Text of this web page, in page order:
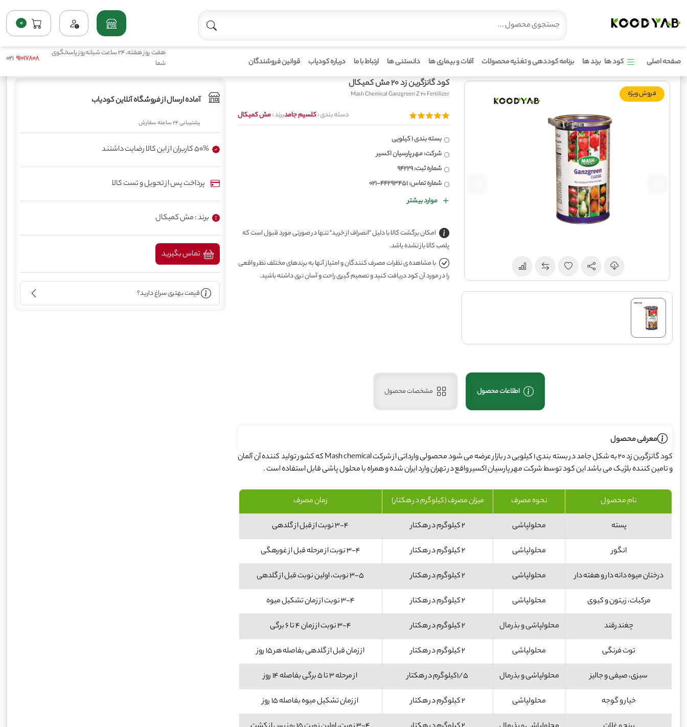
0
صفحه اصلی کود ها برنامه کوددهی و تغذیه محصولات
هفت روز هفته، 24 ساعت شبانه‌روز پاسخگوی
91017808
021
فروشگاه کلسیم جامد کود گانزگرین زد 20 مش کمیکال
فروش ویژه
کود گانزگرین زد 20 مش کمیکال
Mash Chemical Ganzgreen Z 20 Fertilizer
دسته بندی :کلسیم جامدبرند :مش کمیکال
بسته بندی 1 کیلویی
شرکت: مهر پارسیان اکسیر
شماره ثبت: 94229
شماره تماس: 44293451-021
موارد بیشتر
امکان برگشت کالا با دلیل "انصراف از خرید" تنها در صورتی مورد قبول است که
پلمب کالا باز نشده باشد.
با مشاهده ی نظرات مصرف کنندگان و امتیاز آنها به برندهای مختلف نظر واقعی
را در مورد آن کود دریافت کنید و تصمیم گیری راحت و آسان تری داشته باشید.
اطلاعات محصول مشخصات محصول
معرفی محصول
کود گانزگرین زد ۲۰ به شکل جامد در بسته بندی 1 کیلویی در بازار عرضه می شود محصولی وارداتی از شرکت Mash chemical که کشور تولید کننده آن آلمان
و تامین کننده بلژیک می باشد این کود توسط شرکت مهر پارسیان اکسیر واقع در تهران وارد ایران شده و همراه با محلول پاشی قابل استفاده است .
زمان مصرف میزان مصرف (کیلوگرم در هکتار) نحوه مصرف نام محصول
۳-۴ نوبت از قبل از گلدهی ۲ کیلوگرم در هکتار محلولپاشی پسته
۳-۴ نوبت از مرحله قبل از غوره­گی ۲ کیلوگرم در هکتار محلولپاشی انگور
۳-۵ نوبت، اولین نوبت قبل از گلدهی ۲ کیلوگرم در هکتار محلولپاشی درختان میوه دانه دار و هفته دار
۳-۴ نوبت از زمان تشکیل میوه ۲ کیلوگرم در هکتار محلولپاشی مرکبات، زیتون و کیوی
۳-۴ نوبت از زمان ۴ تا ۶ برگی ۲ کیلوگرم در هکتار محلولپاشی و بذرمال چغندرقند
از زمان قبل از گلدهی بفاصله هر ۱۵ روز ۲ کیلوگرم در هکتار محلولپاشی توت فرنگی
از مرحله ۳ تا ۵ برگی بفاصله ۱۴ روز 1/5کیلوگرم در هکتار محلولپاشی و بذرمال سبزی، صیفی و جالیز
از زمان تشکیل میوه بفاصله ۱۵ روز ۲ کیلوگرم در هکتار محلولپاشی خیار و گوجه
آماده ارسال از فروشگاه آنلاین کودیاب
پشتیبانی 24 ساعته سفارش
50% کاربران از این کالا رضایت داشتند
پرداخت پس از تحویل و تست کالا
برند : مش کمیکال
قیمت بهتری سراغ دارید؟